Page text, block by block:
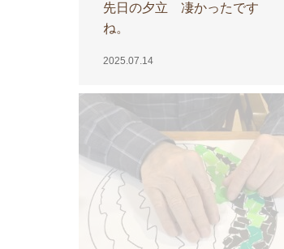
先日の夕立 凄かったです
ね。
2025.07.14